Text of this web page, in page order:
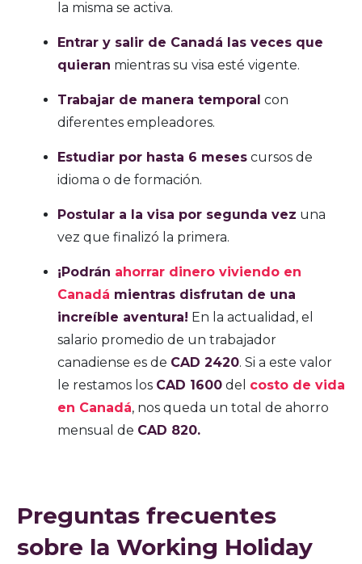
la misma se activa.
Entrar y salir de Canadá las veces que
quieran mientras su visa esté vigente.
Trabajar de manera temporal con
diferentes empleadores.
Estudiar por hasta 6 meses cursos de
idioma o de formación.
Postular a la visa por segunda vez una
vez que finalizó la primera.
¡Podrán ahorrar dinero viviendo en
Canadá mientras disfrutan de una
increíble aventura! En la actualidad, el
salario promedio de un trabajador
canadiense es de CAD 2420. Si a este valor
le restamos los CAD 1600 del costo de vida
en Canadá, nos queda un total de ahorro
mensual de CAD 820.
Preguntas frecuentes
sobre la Working Holiday